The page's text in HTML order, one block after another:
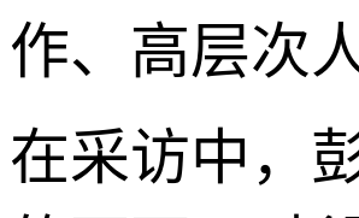
作、高层次
在采访中，